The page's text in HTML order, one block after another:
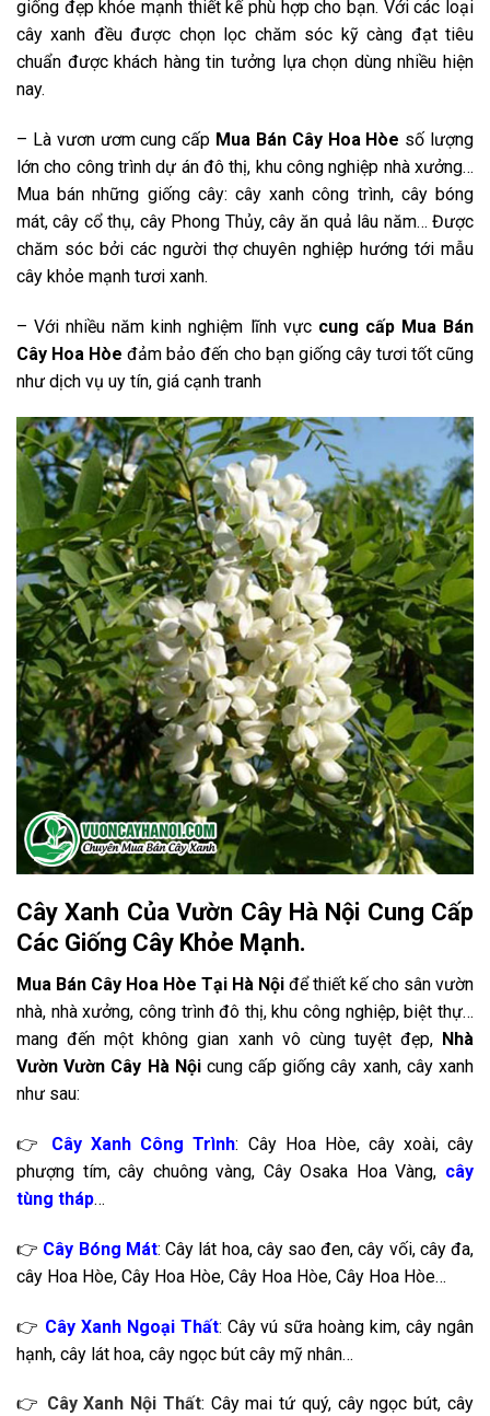
giống đẹp khỏe mạnh thiết kế phù hợp cho bạn. Với các loại
cây xanh đều được chọn lọc chăm sóc kỹ càng đạt tiêu
chuẩn được khách hàng tin tưởng lựa chọn dùng nhiều hiện
nay.
– Là vươn ươm cung cấp Mua Bán Cây Hoa Hòe số lượng
lớn cho công trình dự án đô thị, khu công nghiệp nhà xưởng…
Mua bán những giống cây: cây xanh công trình, cây bóng
mát, cây cổ thụ, cây Phong Thủy, cây ăn quả lâu năm… Được
chăm sóc bởi các người thợ chuyên nghiệp hướng tới mẫu
cây khỏe mạnh tươi xanh.
– Với nhiều năm kinh nghiệm lĩnh vực cung cấp Mua Bán
Cây Hoa Hòe đảm bảo đến cho bạn giống cây tươi tốt cũng
như dịch vụ uy tín, giá cạnh tranh
Cây Xanh Của Vườn Cây Hà Nội Cung Cấp
Các Giống Cây Khỏe Mạnh.
Mua Bán Cây Hoa Hòe Tại Hà Nội để thiết kế cho sân vườn
nhà, nhà xưởng, công trình đô thị, khu công nghiệp, biệt thự…
mang đến một không gian xanh vô cùng tuyệt đẹp, Nhà
Vườn Vườn Cây Hà Nộicung cấp giống cây xanh, cây xanh
như sau:
👉 Cây Xanh Công Trình: Cây Hoa Hòe, cây xoài, cây
phượng tím, cây chuông vàng, Cây Osaka Hoa Vàng, cây
tùng tháp…
👉 Cây Bóng Mát: Cây lát hoa, cây sao đen, cây vối, cây đa,
cây Hoa Hòe, Cây Hoa Hòe, Cây Hoa Hòe, Cây Hoa Hòe…
👉 Cây Xanh Ngoại Thất: Cây vú sữa hoàng kim, cây ngân
hạnh, cây lát hoa, cây ngọc bút cây mỹ nhân…
👉 Cây Xanh Nội Thất: Cây mai tứ quý, cây ngọc bút, cây